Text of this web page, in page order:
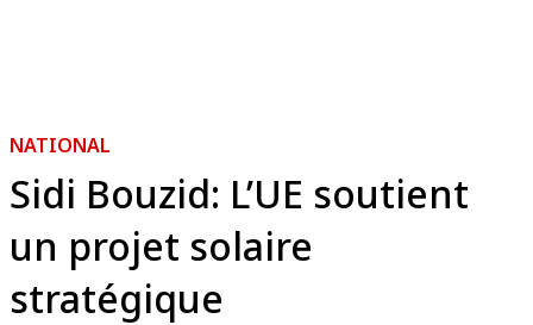
NATIONAL
Sidi Bouzid: L’UE soutient
un projet solaire
stratégique